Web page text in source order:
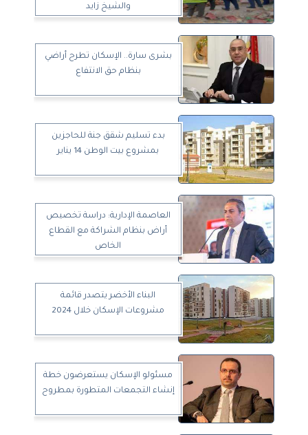
والشيخ زايد
بشرى سارة.. الإسكان تطرح أراضي
بنظام حق الانتفاع
بدء تسليم شقق جنة للحاجزين
بمشروع بيت الوطن 14 يناير
العاصمة الإدارية: دراسة تخصيص
أراض بنظام الشراكة مع القطاع
الخاص
البناء الأخضر يتصدر قائمة
مشروعات الإسكان خلال 2024
مسئولو الإسكان يستعرضون خطة
إنشاء التجمعات المتطورة بمطروح